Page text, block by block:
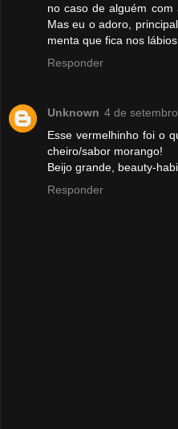
no caso de alguém com
Mas eu o adoro,
menta que fica nos
Responder
Unknown 4 de
Esse vermelhinho foi o
cheiro/sabor morango!
Beijo grande, beauty-
Responder